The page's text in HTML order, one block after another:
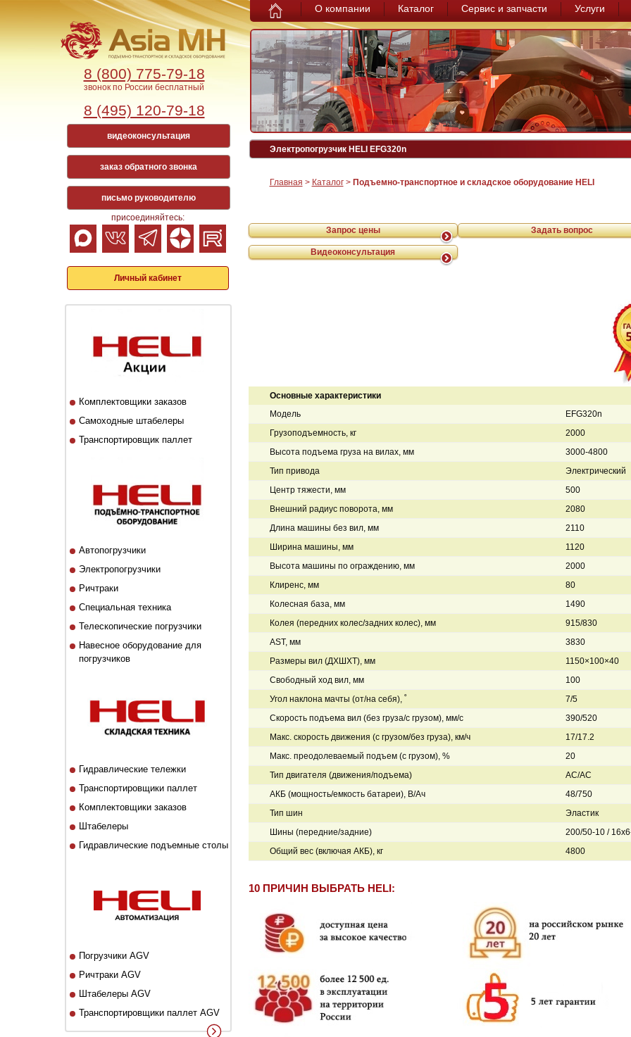
8 (800) 775-79-18
звонок по России бесплатный
8 (495) 120-79-18
видеоконсультация
заказ обратного звонка
письмо руководителю
присоединяйтесь:
Личный кабинет
Комплектовщики заказов
Самоходные штабелеры
Транспортировщик паллет
Автопогрузчики
Электропогрузчики
Ричтраки
Специальная техника
Телескопические погрузчики
Навесное оборудование для
погрузчиков
Гидравлические тележки
Транспортировщики паллет
Комплектовщики заказов
Штабелеры
Гидравлические подъемные столы
Погрузчики AGV
Ричтраки AGV
Штабелеры AGV
Транспортировщики паллет AGV
О компании Каталог Сервис и запчасти Услуги
Главная > Каталог> Подъемно-транспортное и складское оборудование HELI
Электропогрузчик HELI EFG320n
Запрос цены Задать вопрос
Видеоконсультация
Основные характеристики
Модель
EFG320n
Грузоподъемность, кг
2000
Высота подъема груза на вилах, мм
3000-4800
Тип привода
Электрический
Центр тяжести, мм
500
Внешний радиус поворота, мм
2080
Длина машины без вил, мм
2110
Ширина машины, мм
1120
Высота машины по ограждению, мм
2000
Клиренс, мм
80
Колесная база, мм
1490
Колея (передних колес/задних колес), мм
915/830
AST, мм
3830
Размеры вил (ДXШXТ), мм
1150×100×40
Свободный ход вил, мм
100
Угол наклона мачты (от/на себя), ˚
7/5
Скорость подъема вил (без груза/с грузом), мм/с
390/520
Макс. скорость движения (с грузом/без груза), км/ч
17/17.2
Макс. преодолеваемый подъем (с грузом), %
20
Тип двигателя (движения/подъема)
AC/AC
АКБ (мощность/емкость батареи), В/Ач
48/750
Тип шин
Эластик
Шины (передние/задние)
200/50-10 /
Общий вес (включая АКБ), кг
4800
10 ПРИЧИН ВЫБРАТЬ HELI: